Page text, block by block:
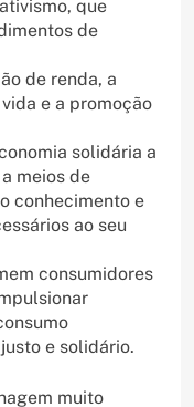
que
de
de renda, a
e a promoção
solidária a
meios de
conhecimento e
ao seu
consumidores
e solidário.
muito